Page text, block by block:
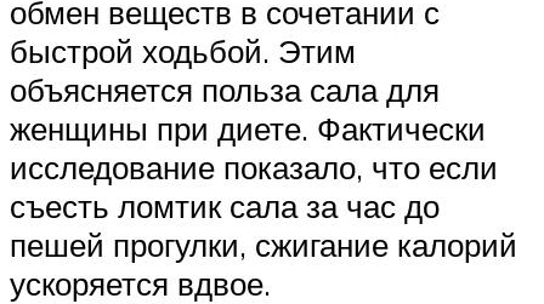
обмен веществ в сочетании с
быстрой ходьбой. Этим
объясняется польза сала для
женщины при диете. Фактически
исследование показало, что если
съесть ломтик сала за час до
пешей прогулки, сжигание калорий
ускоряется вдвое.